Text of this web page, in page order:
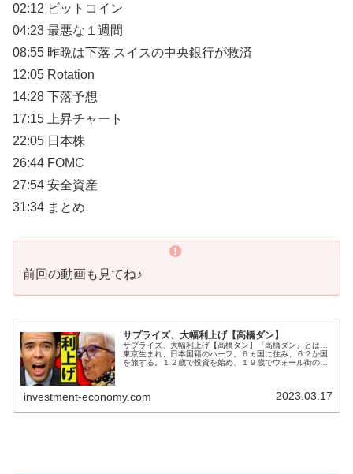
02:12 ビットコイン
04:23 最悪な１週間
08:55 昨晩は下落 スイスの中央銀行が救済
12:05 Rotation
14:28 下落予想
17:15 上昇チャート
22:05 日本株
26:44 FOMC
27:54 安全資産
31:34 まとめ
前回の動画も見てね♪
サプライズ、大幅利上げ【高橋ダン】
サプライズ、大幅利上げ【高橋ダン】『高橋ダン』とは…
東京生まれ、日本国籍のハーフ。６ヵ国に住み、６２か国
を旅する。１２歳で投資を始め、１９歳でウォール街のメ
investment-economy.com 2023.03.17